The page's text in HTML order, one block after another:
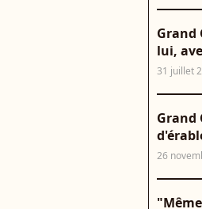
Grand
lui,
31 juillet
Grand
26